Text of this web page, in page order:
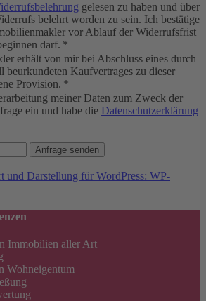
gelesen zu haben und über
belehrt worden zu sein. Ich bestätige
vor Ablauf der Widerrufsfrist
darf. *
erhält von mir bei Abschluss eines durch
beurkundeten Kaufvertrages zu dieser
Provision. *
meiner Daten zum Zweck der
ein und habe die Datenschutzerklärung
Anfrage senden
und Darstellung für WordPress: WP-
Immobilien aller Art
Wohneigentum